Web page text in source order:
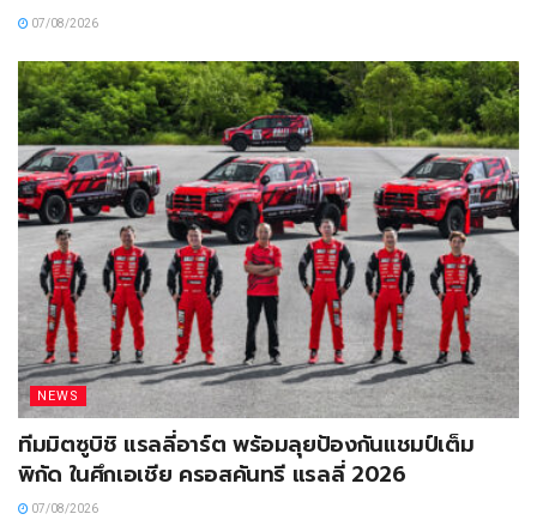
07/08/2026
NEWS
ทีมมิตซูบิชิ แรลลี่อาร์ต พร้อมลุยป้องกันแชมป์เต็ม
พิกัด ในศึกเอเชีย ครอสคันทรี แรลลี่ 2026
07/08/2026